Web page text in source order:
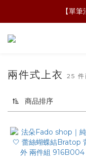
【單
兩件式上衣 25 件
商品排序